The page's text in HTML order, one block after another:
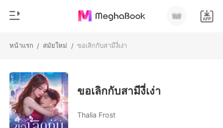
หน้าแรก / สมัยใหม่ / ขอเลิกกับสามีงี่เง่า
เติมเงิน
ประวัติการอ่าน
หมวดหมู่
สมัยใหม่
ประวัติศาสตร์
ขอเลิกกับสามีงี่เง่า
Thalia Frost